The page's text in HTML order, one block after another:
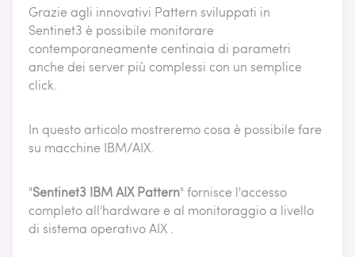
Grazie agli innovativi Pattern sviluppati in
Sentinet3 è possibile monitorare
contemporaneamente centinaia di parametri
anche dei server più complessi con un semplice
click.
In questo articolo mostreremo cosa è possibile fare
su macchine IBM/AIX.
"Sentinet3 IBM AIX Pattern" fornisce l'accesso
completo all'hardware e al monitoraggio a livello
di sistema operativo AIX .